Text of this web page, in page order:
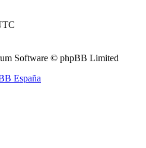
Software © phpBB Limited
España